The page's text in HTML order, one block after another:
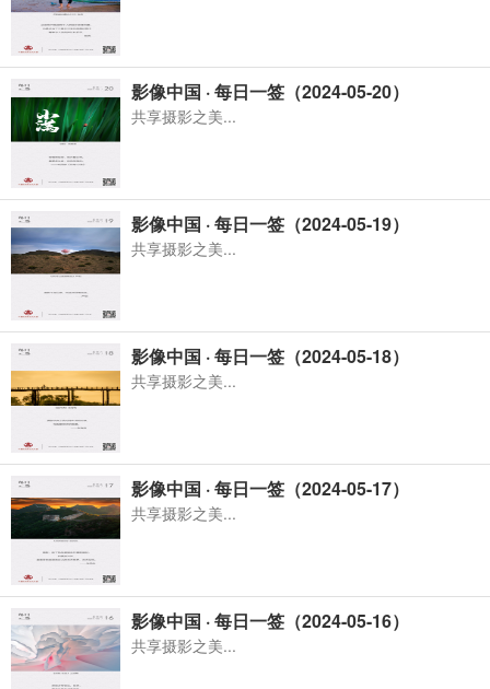
影像中国 · 每日一签（2024-05-20）
共享摄影之美...
影像中国 · 每日一签（2024-05-19）
共享摄影之美...
影像中国 · 每日一签（2024-05-18）
共享摄影之美...
影像中国 · 每日一签（2024-05-17）
共享摄影之美...
影像中国 · 每日一签（2024-05-16）
共享摄影之美...